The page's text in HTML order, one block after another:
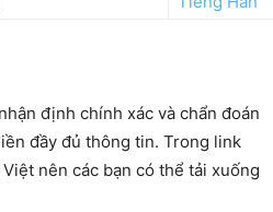
định chính xác và chẩn đoán
đầy đủ thông tin. Trong link
nên các bạn có thể tải xuống